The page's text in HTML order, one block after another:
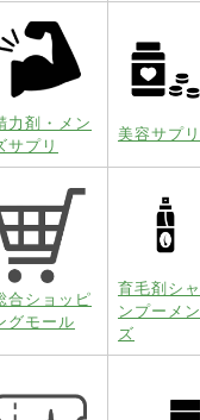
力剤・メン
サプリ
美容サプリ
合ショッピ
グモール
育毛剤シャ
ンプーメン
ズ